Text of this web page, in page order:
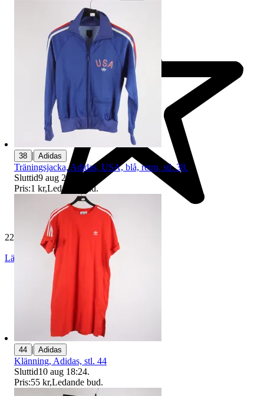
229 584 omdömen
Läs omdömen
38 | Adidas
Träningsjacka, Adidas, USA, blå, retro, stl. 38.
Sluttid9 aug 21:40
Pris:1 kr,Ledande bud.
44 | Adidas
Klänning, Adidas, stl. 44
Sluttid10 aug 18:24.
Pris:55 kr,Ledande bud.